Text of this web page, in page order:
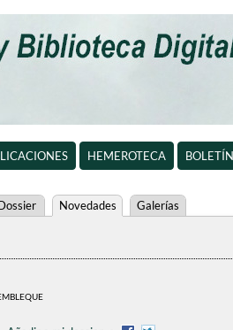
HEMEROTECA
Novedades Galerías